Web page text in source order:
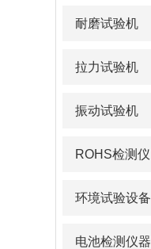
耐磨试验机
拉力试验机
振动试验机
ROHS检测仪
环境试验设备
电池检测仪器